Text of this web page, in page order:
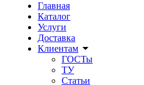
Главная
Каталог
Услуги
Доставка
Клиентам
ГОСТы
ТУ
Статьи